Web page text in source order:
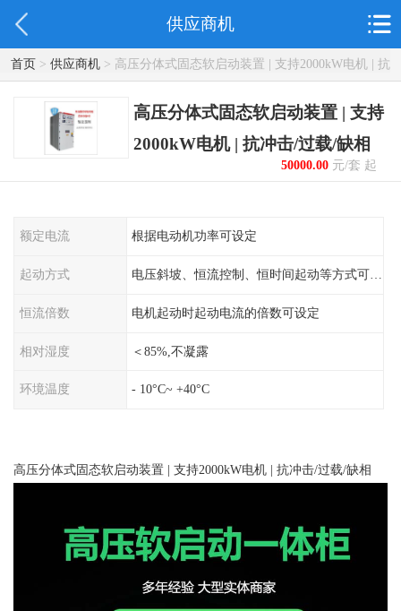
供应商机
首页> 供应商机> 高压分体式固态软启动装置 | 支持2000kW电机 | 抗
冲击/过载/缺相
高压分体式固态软启动装置 | 支持
2000kW电机 | 抗冲击/过载/缺相
50000.00元/套 起
额定电流 根据电动机功率可设定
起动方式
恒流倍数 电机起动时起动电流的倍数可设定
相对湿度 ＜85%,不凝露
环境温度 - 10°C~ +40°C
高压分体式固态软启动装置 | 支持2000kW电机 | 抗冲击/过载/缺相